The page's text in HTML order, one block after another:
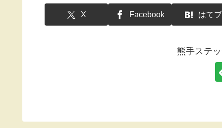
X Facebook はてブ
熊手ステ